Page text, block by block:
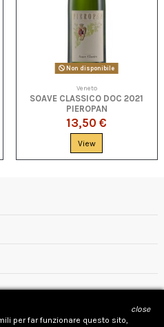
Non disponibile
Veneto
SOAVE CLASSICO DOC 2021
PIEROPAN
13,50 €
View
close
per far funzionare questo sito,